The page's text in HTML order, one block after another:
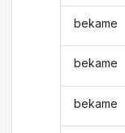
bekame
bekame
bekame